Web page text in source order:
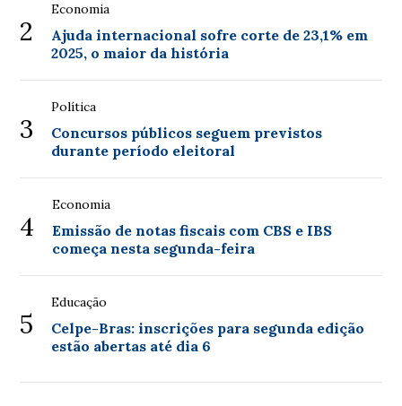
2
Economia
Ajuda internacional sofre corte de 23,1% em
2025, o maior da história
3
Política
Concursos públicos seguem previstos
durante período eleitoral
4
Economia
Emissão de notas fiscais com CBS e IBS
começa nesta segunda-feira
5
Educação
Celpe-Bras: inscrições para segunda edição
estão abertas até dia 6